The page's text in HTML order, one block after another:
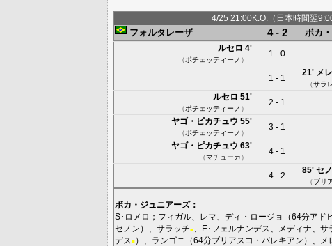
4/25 21:00K.O.（日本時間翌9:00
フォルタレーザ 4 - 2 ボカ
ルセロ 4'
（ポチェッティーノ ）
1 - 0
1 - 1
21' メ
（サラ
ルセロ 51'
（ポチェッティーノ ）
2 - 1
ヤゴ・ピカチュウ 55'
（ポチェッティーノ ）
3 - 1
ヤゴ・ピカチュウ 63'
（マチューカ）
4 - 1
4 - 2
85' セ
（ブリ
ボカ・ジュニアーズ：
S･ロメロ ； フィガル レマ ディ・ロージョ （64分アド
セノン ）、 サラッチ■ E･フェルナンデス メディナ サ
デス ■ ）、 ランゴニ （64分ブリアスコ・バレキアン ）、 メ